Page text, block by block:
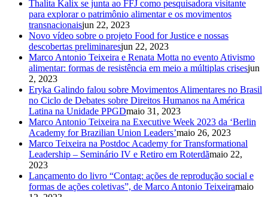
Thalita Kalix se junta ao FFJ como pesquisadora visitante
para explorar o patrimônio alimentar e os movimentos
transnacionaisjun 22, 2023
Novo vídeo sobre o projeto Food for Justice e nossas
descobertas preliminaresjun 22, 2023
Marco Antonio Teixeira e Renata Motta no evento Ativismo
alimentar: formas de resistência em meio a múltiplas crisesjun
2, 2023
Eryka Galindo falou sobre Movimentos Alimentares no Brasil
no Ciclo de Debates sobre Direitos Humanos na América
Latina na Unidade PPGDmaio 31, 2023
Marco Antonio Teixeira na Executive Week 2023 da ‘Berlin
Academy for Brazilian Union Leaders’maio 26, 2023
Marco Teixeira na Postdoc Academy for Transformational
Leadership – Seminário IV e Retiro em Roterdãmaio 22,
2023
Lançamento do livro “Contag: ações de reprodução social e
formas de ações coletivas”, de Marco Antonio Teixeiramaio